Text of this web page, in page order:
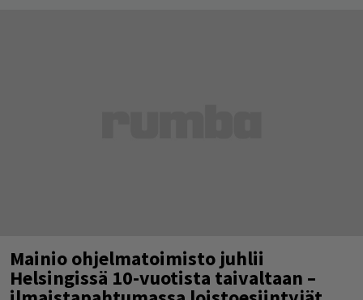
Mainio ohjelmatoimisto juhlii
Helsingissä 10-vuotista taivaltaan –